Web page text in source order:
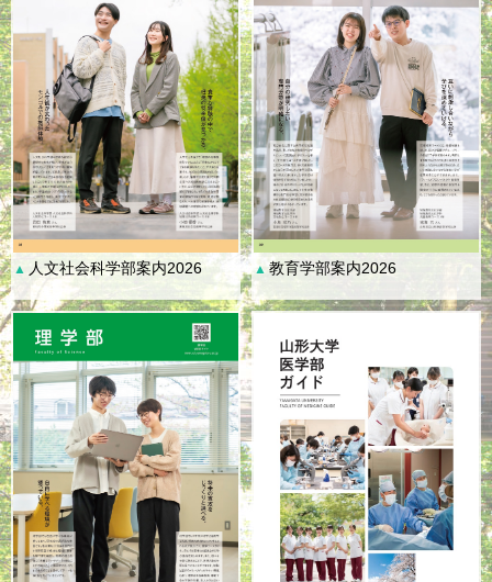
▲ 人文社会科学部案内2026 ▲ 教育学部案内2026